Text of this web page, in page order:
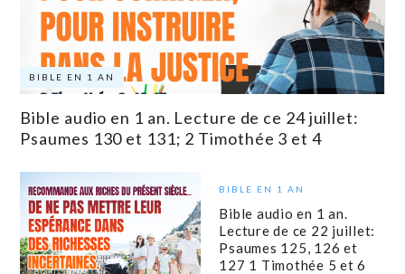
BIBLE EN 1 AN
Bible audio en 1 an. Lecture de ce 24 juillet:
Psaumes 130 et 131; 2 Timothée 3 et 4
BIBLE EN 1 AN
Bible audio en 1 an.
Lecture de ce 22 juillet:
Psaumes 125, 126 et
127 1 Timothée 5 et 6